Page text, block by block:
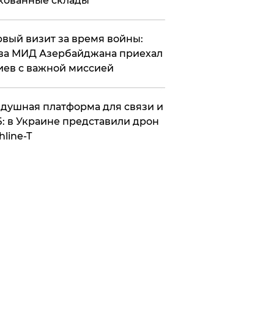
визит за время войны:
МИД Азербайджана приехал
с важной миссией
платформа для связи и
в Украине представили дрон
T